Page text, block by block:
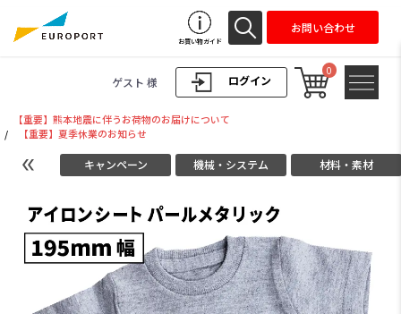
ログイン
ゲスト 様
0
お買い物ガイド
お問い合わせ
【重要】熊本地震に伴うお荷物のお届けについて
/
【重要】夏季休業のお知らせ
キャンペーン 機械・システム 材料・素材